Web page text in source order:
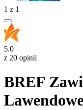
1 z 1
5.0
z 20 opinii
BREF